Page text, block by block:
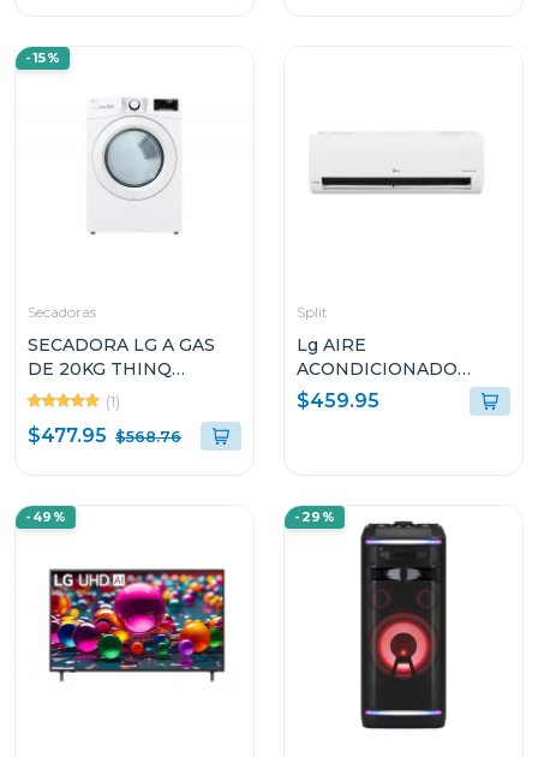
-15%
Secadoras
SECADORA LG A GAS
DE 20KG THINQ
DF20WV2W SMART
DIAGNOSIS
(1)
$477.95 $568.76
Split
Lg AIRE
ACONDICIONADO
SPLIT DUAL INVERTER
12000BTU KW
$459.95
-49% -29%